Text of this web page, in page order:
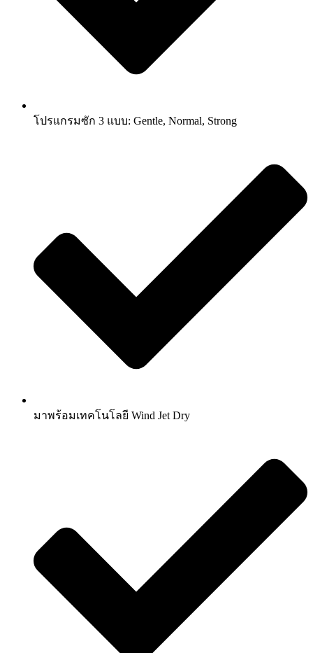
โปรแกรมซัก 3 แบบ: Gentle, Normal, Strong
มาพร้อมเทคโนโลยี Wind Jet Dry